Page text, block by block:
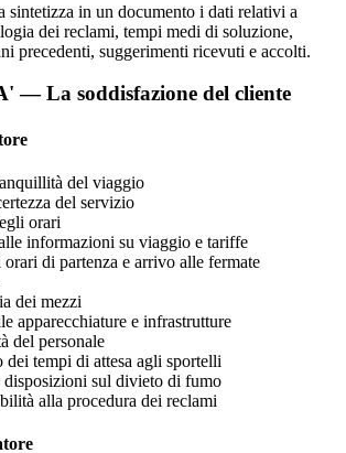
sintetizza in un documento i dati relativi a
dei reclami, tempi medi di soluzione,
precedenti, suggerimenti ricevuti e accolti.
— La soddisfazione del cliente
del viaggio
del servizio
orari
informazioni su viaggio e tariffe
di partenza e arrivo alle fermate
dei mezzi
apparecchiature e infrastrutture
del personale
dei tempi di attesa agli sportelli
disposizioni sul divieto di fumo
alla procedura dei reclami